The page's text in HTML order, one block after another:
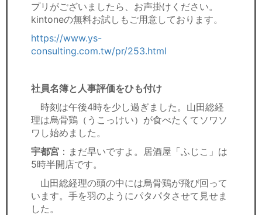
プリがございましたら、お声掛けください。
kintoneの無料お試しもご用意しております。
https://www.ys-
consulting.com.tw/pr/253.html
社員名簿と人事評価をひも付け
時刻は午後4時を少し過ぎました。山田総経
理は烏骨鶏（うこっけい）が食べたくてソワソ
ワし始めました。
宇都宮 ：まだ早いですよ。居酒屋「ふじこ」は
5時半開店です。
山田総経理の頭の中には烏骨鶏が飛び回って
います。手を羽のようにパタパタさせて見せま
した。